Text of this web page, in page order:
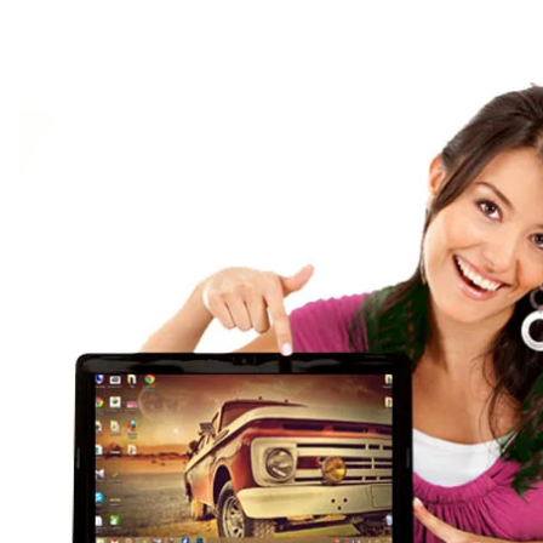
Ремонт
профессия
Мы выполняем ремонт
любых моделей и производителей